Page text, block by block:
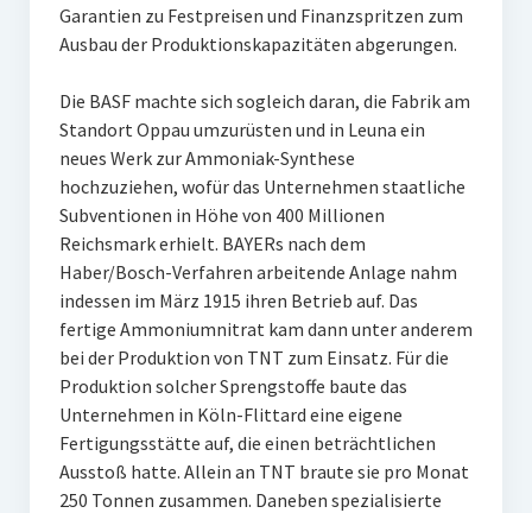
Garantien zu Festpreisen und Finanzspritzen zum
Ausbau der Produktionskapazitäten abgerungen.
Die BASF machte sich sogleich daran, die Fabrik am
Standort Oppau umzurüsten und in Leuna ein
neues Werk zur Ammoniak-Synthese
hochzuziehen, wofür das Unternehmen staatliche
Subventionen in Höhe von 400 Millionen
Reichsmark erhielt. BAYERs nach dem
Haber/Bosch-Verfahren arbeitende Anlage nahm
indessen im März 1915 ihren Betrieb auf. Das
fertige Ammoniumnitrat kam dann unter anderem
bei der Produktion von TNT zum Einsatz. Für die
Produktion solcher Sprengstoffe baute das
Unternehmen in Köln-Flittard eine eigene
Fertigungsstätte auf, die einen beträchtlichen
Ausstoß hatte. Allein an TNT braute sie pro Monat
250 Tonnen zusammen. Daneben spezialisierte